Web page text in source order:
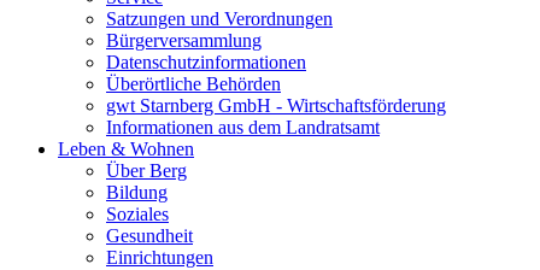
Satzungen und Verordnungen
Bürgerversammlung
Datenschutzinformationen
Überörtliche Behörden
gwt Starnberg GmbH - Wirtschaftsförderung
Informationen aus dem Landratsamt
Leben & Wohnen
Über Berg
Bildung
Soziales
Gesundheit
Einrichtungen